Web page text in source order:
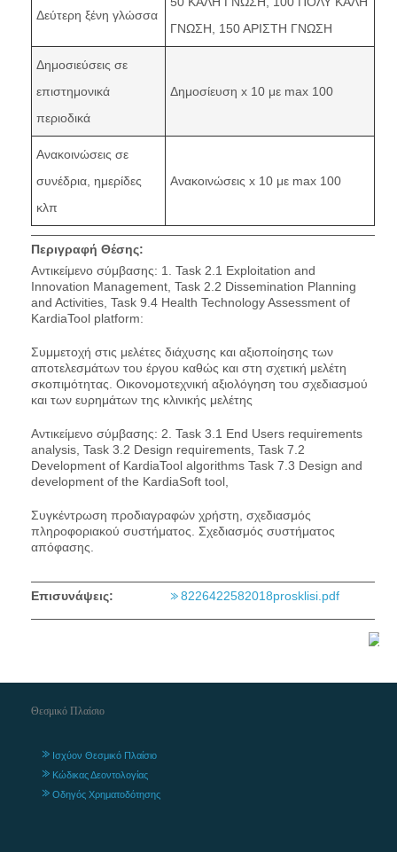
Δεύτερη ξένη γλώσσα
ΓΝΩΣΗ, 150 ΑΡΙΣΤΗ ΓΝΩΣΗ
Δημοσιεύσεις σε
επιστημονικά
περιοδικά
Δημοσίευση x 10 με max 100
Ανακοινώσεις σε
συνέδρια, ημερίδες
κλπ
Ανακοινώσεις x 10 με max 100
Περιγραφή Θέσης:
Αντικείμενο σύμβασης: 1. Task 2.1 Exploitation and
Innovation Management, Task 2.2 Dissemination Planning
and Activities, Task 9.4 Health Technology Assessment of
KardiaTool platform:
Συμμετοχή στις μελέτες διάχυσης και αξιοποίησης των
αποτελεσμάτων του έργου καθώς και στη σχετική μελέτη
σκοπιμότητας. Οικονομοτεχνική αξιολόγηση του σχεδιασμού
και των ευρημάτων της κλινικής μελέτης
Αντικείμενο σύμβασης: 2. Task 3.1 End Users requirements
analysis, Task 3.2 Design requirements, Task 7.2
Development of KardiaTool algorithms Task 7.3 Design and
development of the KardiaSoft tool,
Συγκέντρωση προδιαγραφών χρήστη, σχεδιασμός
πληροφοριακού συστήματος. Σχεδιασμός συστήματος
απόφασης.
Επισυνάψεις: 8226422582018prosklisi.pdf
Θεσμικό Πλαίσιο
Ισχύον Θεσμικό Πλαίσιο
Κώδικας Δεοντολογίας
Οδηγός Χρηματοδότησης